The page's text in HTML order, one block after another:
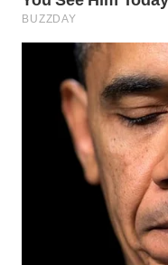
WN
MAJALENGKA
WN
SUBANG
WN
SUKABUMI
PURWAKARTA